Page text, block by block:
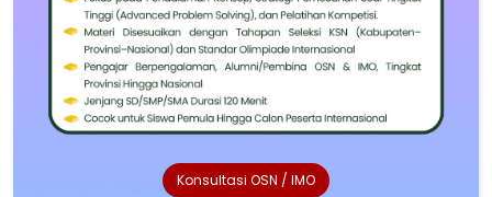
Konsultasi OSN / IMO